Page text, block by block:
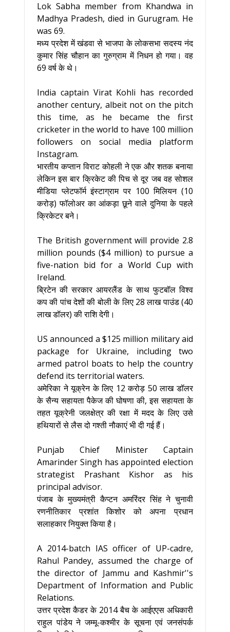
Lok Sabha member from Khandwa in
Madhya Pradesh, died in Gurugram. He
was 69.
मध्य प्रदेश में खंडवा से भाजपा के लोकसभा सदस्य नंद
कुमार सिंह चौहान का गुरुग्राम में निधन हो गया। वह
69 वर्ष के थे।
India captain Virat Kohli has recorded
another century, albeit not on the pitch
this time, as he became the first
cricketer in the world to have 100 million
followers on social media platform
Instagram.
भारतीय कप्तान विराट कोहली ने एक और शतक बनाया
लेकिन इस बार क्रिकेट की पिच से दूर जब वह सोशल
मीडिया प्लेटफॉर्म इंस्टाग्राम पर 100 मिलियन (10
करोड़) फॉलोअर का आंकड़ा छूने वाले दुनिया के पहले
क्रिकेटर बने।
The British government will provide 2.8
million pounds ($4 million) to pursue a
five-nation bid for a World Cup with
Ireland.
ब्रिटेन की सरकार आयरलैंड के साथ फुटबॉल विश्व
कप की पांच देशों की बोली के लिए 28 लाख पाउंड (40
लाख डॉलर) की राशि देगी।
US announced a $125 million military aid
package for Ukraine, including two
armed patrol boats to help the country
defend its territorial waters.
अमेरिका ने यूक्रेन के लिए 12 करोड़ 50 लाख डॉलर
के सैन्य सहायता पैकेज की घोषणा की, इस सहायता के
तहत यूक्रेनी जलक्षेत्र की रक्षा में मदद के लिए उसे
हथियारों से लैस दो गश्ती नौकाएं भी दी गई हैं।
Punjab Chief Minister Captain
Amarinder Singh has appointed election
strategist Prashant Kishor as his
principal advisor.
पंजाब के मुख्यमंत्री कैप्टन अमरिंदर सिंह ने चुनावी
रणनीतिकार प्रशांत किशोर को अपना प्रधान
सलाहकार नियुक्त किया है।
A 2014-batch IAS officer of UP-cadre,
Rahul Pandey, assumed the charge of
the director of Jammu and Kashmir''s
Department of Information and Public
Relations.
उत्तर प्रदेश कैडर के 2014 बैच के आईएएस अधिकारी
राहुल पांडेय ने जम्मू-कश्मीर के सूचना एवं जनसंपर्क